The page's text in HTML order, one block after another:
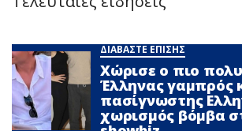
ΔΙΑΒΑΣΤΕ ΕΠΙΣΗΣ
Χώρισε ο πιο
Έλληνας γαμπρός
πασίγνωστης
χωρισμός βόμβα